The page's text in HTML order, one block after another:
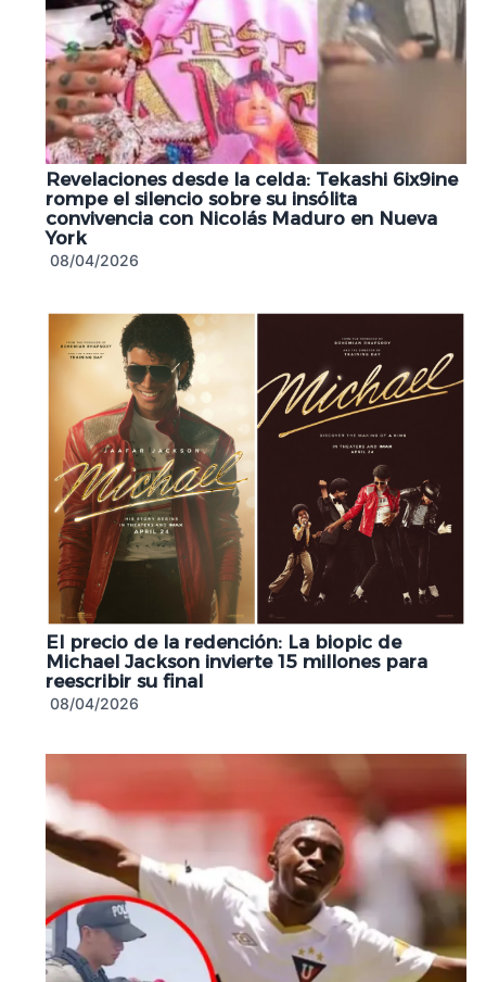
Revelaciones desde la celda: Tekashi 6ix9ine
rompe el silencio sobre su insólita
convivencia con Nicolás Maduro en Nueva
York
08/04/2026
El precio de la redención: La biopic de
Michael Jackson invierte 15 millones para
reescribir su final
08/04/2026